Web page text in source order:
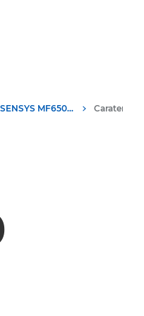
Série Canon i-SENSYS MF650 – Impressoras multifunções